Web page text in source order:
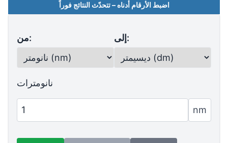
اضبط الأرقام أدناه – تتحدّث النتائج فوراً
من: إلى:
نانومترات
nm